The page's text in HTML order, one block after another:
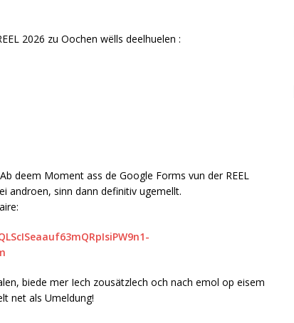
2026 zu Oochen wëlls deelhuelen :
deem Moment ass de Google Forms vun der REEL
androen, sinn dann definitiv ugemellt.
biede mer Iech zousätzlech och nach emol op eisem
net als Umeldung!